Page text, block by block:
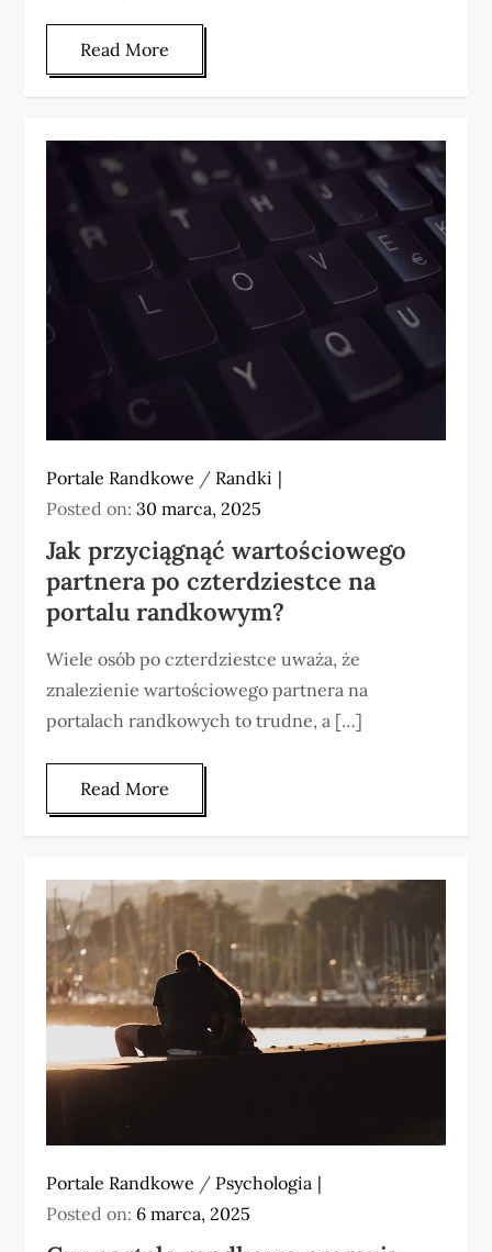
Read More
Portale Randkowe / Randki
Posted on:30 marca, 2025
Jak przyciągnąć wartościowego
partnera po czterdziestce na
portalu randkowym?
Wiele osób po czterdziestce uważa, że
znalezienie wartościowego partnera na
portalach randkowych to trudne, a […]
Read More
Portale Randkowe / Psychologia
Posted on: 6 marca, 2025